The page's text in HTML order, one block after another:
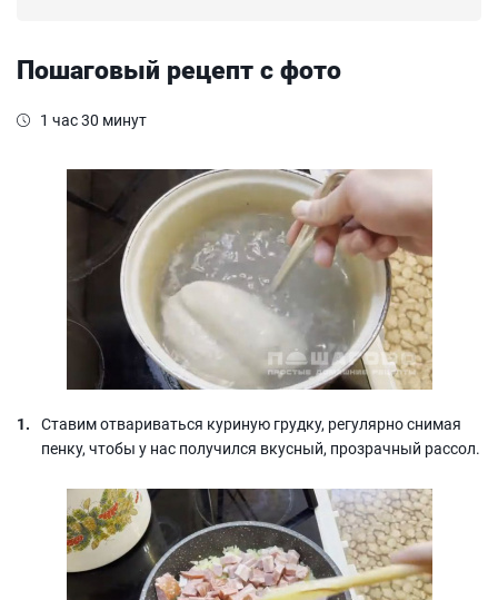
Пошаговый рецепт с фото
1 час 30 минут
Ставим отвариваться куриную грудку, регулярно снимая
пенку, чтобы у нас получился вкусный, прозрачный рассол.